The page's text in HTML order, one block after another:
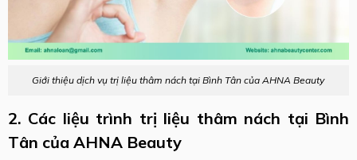
Giới thiệu dịch vụ trị liệu thâm nách tại Bình Tân của AHNA Beauty
2. Các liệu trình trị liệu thâm nách tại Bình
Tân của AHNA Beauty